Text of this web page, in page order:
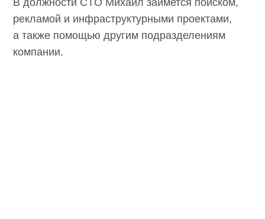
рекламой и инфраструктурными проектами,
а также помощью другим подразделениям
компании.